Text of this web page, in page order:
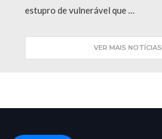
estupro de vulnerável que …
VER MAIS NOTÍCIAS